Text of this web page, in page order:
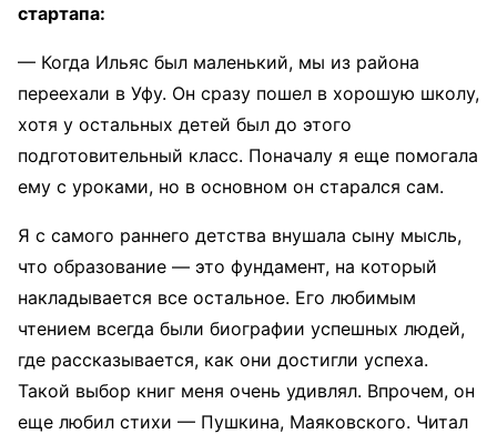
стартапа:
— Когда Ильяс был маленький, мы из района
переехали в Уфу. Он сразу пошел в хорошую школу,
хотя у остальных детей был до этого
подготовительный класс. Поначалу я еще помогала
ему с уроками, но в основном он старался сам.
Я с самого раннего детства внушала сыну мысль,
что образование — это фундамент, на который
накладывается все остальное. Его любимым
чтением всегда были биографии успешных людей,
где рассказывается, как они достигли успеха.
Такой выбор книг меня очень удивлял. Впрочем, он
еще любил стихи — Пушкина, Маяковского. Читал